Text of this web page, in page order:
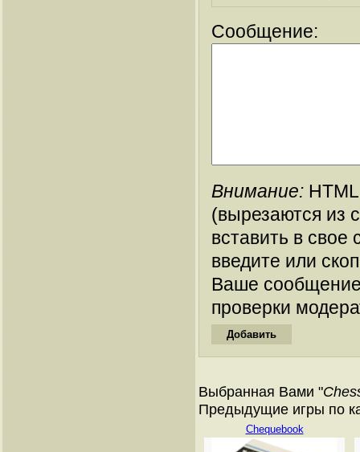
Сообщение:
Внимание:
(вырезаются из
вставить в
введите или
Ваше
проверки
Выбранная Вами "
Предыдущие игры по
Chequebook